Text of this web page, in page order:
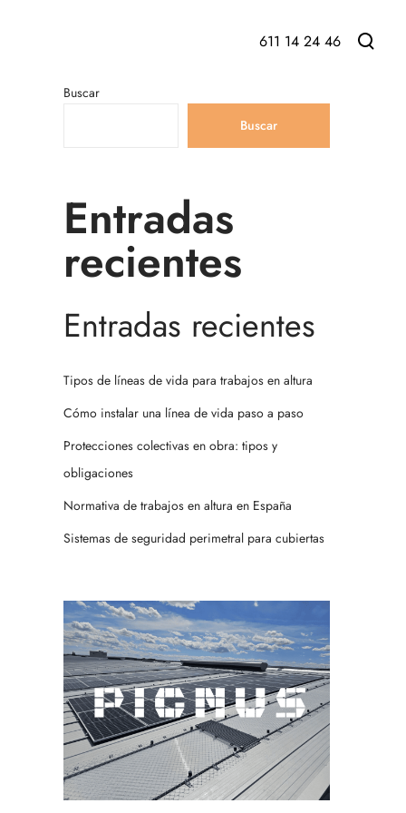
611 14 24 46
Buscar
Buscar
Entradas
recientes
Entradas recientes
Tipos de líneas de vida para trabajos en altura
Cómo instalar una línea de vida paso a paso
Protecciones colectivas en obra: tipos y
obligaciones
Normativa de trabajos en altura en España
Sistemas de seguridad perimetral para cubiertas